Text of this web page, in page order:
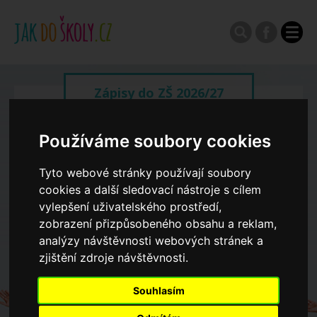
Používáme soubory cookies
Tyto webové stránky používají soubory
cookies a další sledovací nástroje s cílem
vylepšení uživatelského prostředí,
zobrazení přizpůsobeného obsahu a reklam,
analýzy návštěvnosti webových stránek a
zjištění zdroje návštěvnosti.
Souhlasím
Zápisy do ZŠ 2026/27
Výroční zprávy
Spádové oblasti ZŠ
Koncepce školství
Dny otevřených dveří ZŠ